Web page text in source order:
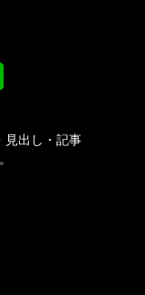
見出し・記事